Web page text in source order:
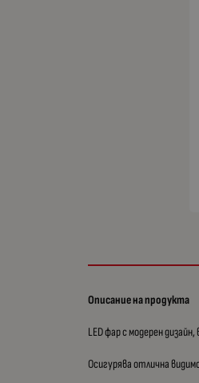
Описание на продукта
LED фар с модерен
Осигурява отлична